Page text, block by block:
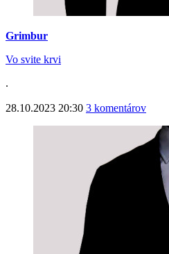
Grimbur
Vo svite krvi
.
28.10.2023 20:30 3 komentárov